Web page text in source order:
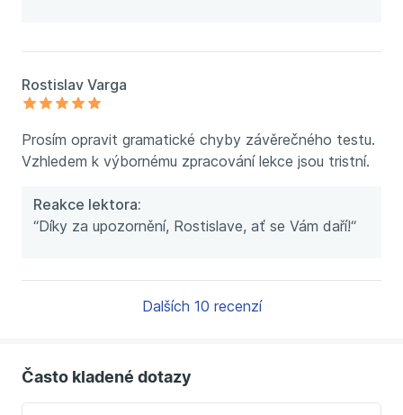
Rostislav Varga
Prosím opravit gramatické chyby závěrečného testu.
Vzhledem k výbornému zpracování lekce jsou tristní.
Reakce lektora:
“Díky za upozornění, Rostislave, ať se Vám daří!“
Dalších 10 recenzí
Často kladené dotazy